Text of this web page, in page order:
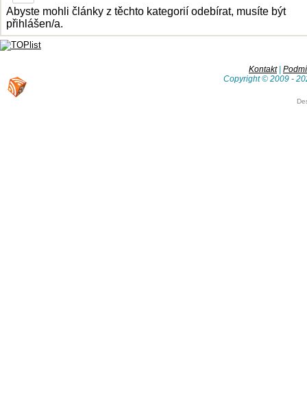
Abyste mohli články z těchto kategorií odebírat, musíte být
přihlášen/a.
Kontakt|
Copyright © 2009 -